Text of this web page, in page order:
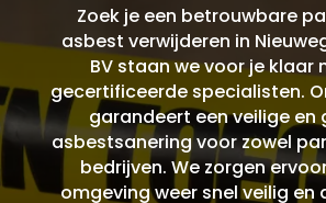
Zoek je een betrouwbare
asbest verwijderen in
BV staan we voor je klaar
gecertificeerde specialisten.
garandeert een veilige en
asbestsanering voor zowel
bedrijven. We zorgen
omgeving weer snel veilig en